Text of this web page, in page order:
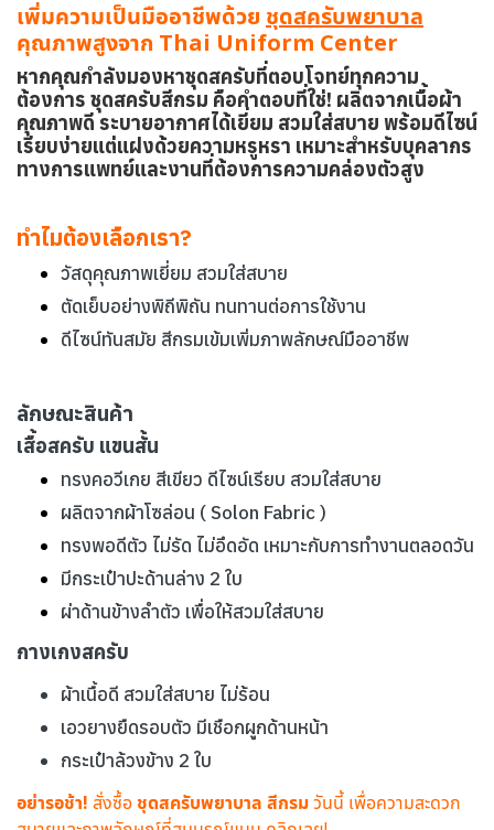
เพิ่มความเป็นมืออาชีพด้วย ชุดสครับพยาบาล
คุณภาพสูงจาก Thai Uniform Center
หากคุณกำลังมองหาชุดสครับที่ตอบโจทย์ทุกความ
ต้องการ ชุดสครับสีกรม คือคำตอบที่ใช่! ผลิตจากเนื้อผ้า
คุณภาพดี ระบายอากาศได้เยี่ยม สวมใส่สบาย พร้อมดีไซน์
เรียบง่ายแต่แฝงด้วยความหรูหรา เหมาะสำหรับบุคลากร
ทางการแพทย์และงานที่ต้องการความคล่องตัวสูง
ทำไมต้องเลือกเรา?
วัสดุคุณภาพเยี่ยม สวมใส่สบาย
ตัดเย็บอย่างพิถีพิถัน ทนทานต่อการใช้งาน
ดีไซน์ทันสมัย สีกรมเข้มเพิ่มภาพลักษณ์มืออาชีพ
ลักษณะสินค้า
เสื้อสครับ แขนสั้น
ทรงคอวีเกย สีเขียว ดีไซน์เรียบ สวมใส่สบาย
ผลิตจากผ้าโซล่อน ( Solon Fabric )
ทรงพอดีตัว ไม่รัด ไม่อึดอัด เหมาะกับการทำงานตลอดวัน
มีกระเป๋าปะด้านล่าง 2 ใบ
ผ่าด้านข้างลำตัว เพื่อให้สวมใส่สบาย
กางเกงสครับ
ผ้าเนื้อดี สวมใส่สบาย ไม่ร้อน
เอวยางยืดรอบตัว มีเชือกผูกด้านหน้า
กระเป๋าล้วงข้าง 2 ใบ
อย่ารอช้า! สั่งซื้อชุดสครับพยาบาล สีกรมวันนี้ เพื่อความสะดวก